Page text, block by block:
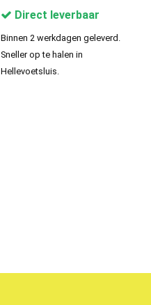
Direct leverbaar
Binnen 2 werkdagen geleverd.
Sneller op te halen in
Hellevoetsluis.